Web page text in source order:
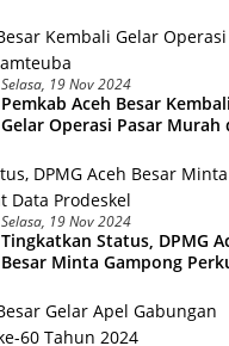
Selasa, 19 Nov 2024
Pemkab Aceh Besar Kembali
Gelar Operasi Pasar Murah
Selasa, 19 Nov 2024
Tingkatkan Status, DPMG
Besar Minta Gampong